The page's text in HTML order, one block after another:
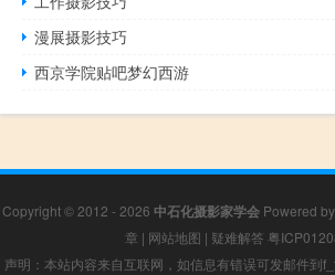
漫展摄影技巧
西京学院贴吧梦幻西游
Copyright © 2012 - 2026 中石化摄影家学会Powered by
章 | 网站地图 | 疑难解答 粤
声明：本站内容来自互联网，如信息有错误可发邮件到